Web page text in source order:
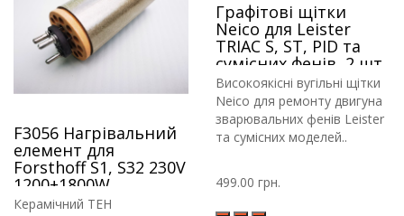
F3056 Нагрівальний
елемент для
Forsthoff S1, S32 230V
1200+1800W
Керамічний ТЕН
Графітові щітки
Neico для Leister
TRIAC S, ST, PID та
сумісних фенів, 2 шт.
Високоякісні вугільні щітки
Neico для ремонту двигуна
зварювальних фенів Leister
та сумісних моделей..
499.00 грн.